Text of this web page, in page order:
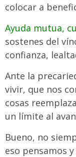
colocar a
Ayuda mutua,
sostenes del
confianza,
Ante la
vivir, que nos
cosas
un límite al
Bueno, no
eso pensamos